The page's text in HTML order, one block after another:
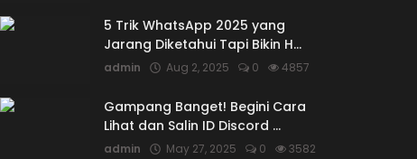
5 Trik WhatsApp 2025 yang
Jarang Diketahui Tapi Bikin H...
admin Aug 2, 2025 0 4857
Gampang Banget! Begini Cara
Lihat dan Salin ID Discord ...
admin May 27, 2025 0 3582